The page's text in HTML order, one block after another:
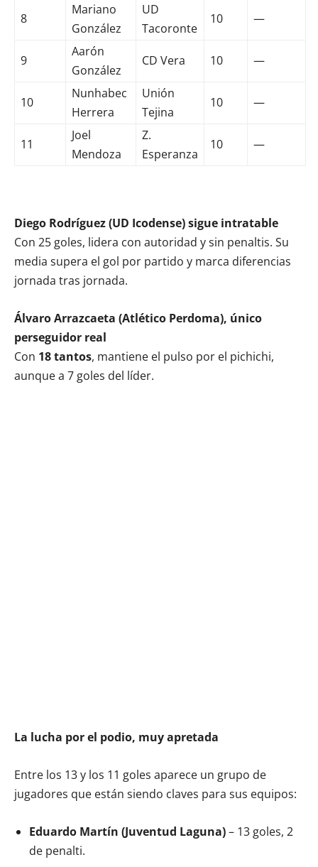
8
Mariano
González
UD
Tacoronte
10 —
9
Aarón
González
CD Vera 10 —
10
Nunhabec
Herrera
Unión
Tejina
10 —
11
Joel
Mendoza
Z.
Esperanza
10 —
Diego Rodríguez (UD Icodense) sigue intratable
Con 25 goles, lidera con autoridad y sin penaltis. Su
media supera el gol por partido y marca diferencias
jornada tras jornada.
Álvaro Arrazcaeta (Atlético Perdoma), único
perseguidor real
Con 18 tantos, mantiene el pulso por el pichichi,
aunque a 7 goles del líder.
La lucha por el podio, muy apretada
Entre los 13 y los 11 goles aparece un grupo de
jugadores que están siendo claves para sus equipos:
Eduardo Martín (Juventud Laguna)– 13 goles, 2
de penalti.